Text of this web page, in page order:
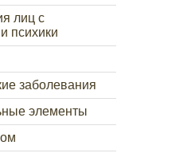
лиц с
психики
заболевания
элементы